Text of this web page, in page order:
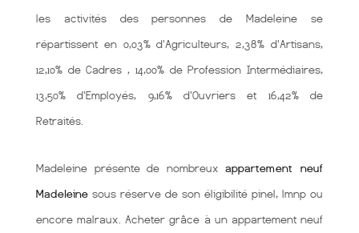
les activités des personnes de Madeleine se
répartissent en 0,03% d'Agriculteurs, 2,38% d'Artisans,
12,10% de Cadres , 14,00% de Profession Intermédiaires,
13,50% d'Employés, 9,16% d'Ouvriers et 16,42% de
Retraités.
Madeleine présente de nombreuxappartement neuf
Madeleine sous réserve de son éligibilité pinel, lmnp ou
encore malraux. Acheter grâce à un appartement neuf